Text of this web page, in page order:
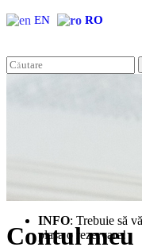
EN RO
Contul meu
INFO: Trebuie să
plasa o rezervare!